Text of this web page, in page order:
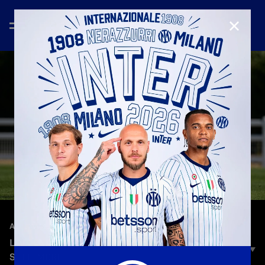
ALLENAMENTI—26 set 2022
L'ALLENAMENTO DEI NERAZZURRI | LUNEDÌ 26
SETTEMBRE